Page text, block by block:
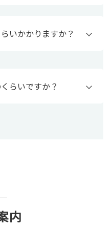
いかかりますか？
らいですか？
内